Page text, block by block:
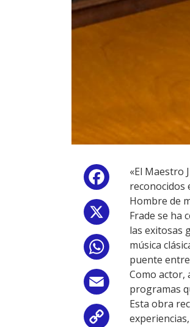
Facebook
WhatsApp
Email
Copy
«El Maestro
reconocidos
Hombre de
Frade se ha
las exitosas
música
puente
Como actor,
programas
Esta obra